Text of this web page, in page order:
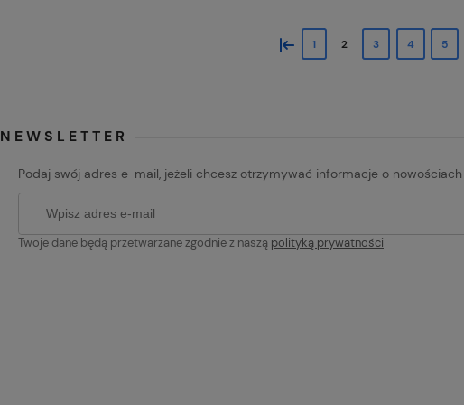
Włóczka Drops Kid-Silk 38 chalk
19,90 zł
15,20 zł Do
« 1 2 3 4 5
NEWSLETTER
Podaj swój adres e-mail, jeżeli chcesz otrzymywać informacje o
Twoje dane będą przetwarzane zgodnie z naszą polityką prywatności